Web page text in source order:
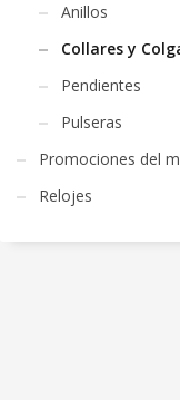
Anillos
Collares y
Pendientes
Pulseras
Promociones del
Relojes